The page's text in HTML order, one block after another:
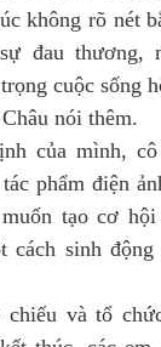
không rõ nét
đau thương,
cuộc sống
nói thêm.
của mình,
phẩm điện
tạo cơ hội
cách sinh
chiếu và tổ